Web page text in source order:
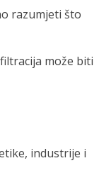
razumjeti što
može biti
industrije i